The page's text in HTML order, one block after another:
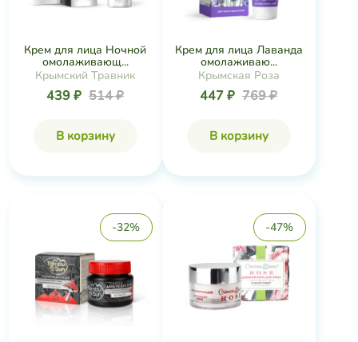
Крем для лица Ночной
омолаживающ...
Крымский Травник
439 ₽ 514 ₽
В корзину
Крем для лица Лаванда
омолаживаю...
Крымская Роза
447 ₽ 769 ₽
В корзину
-32% -47%